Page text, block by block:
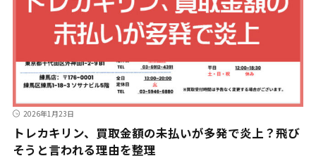
2026年1月23日
トレカキリン、買取金額の未払いが多発で炎上？飛び
そうと言われる理由を整理